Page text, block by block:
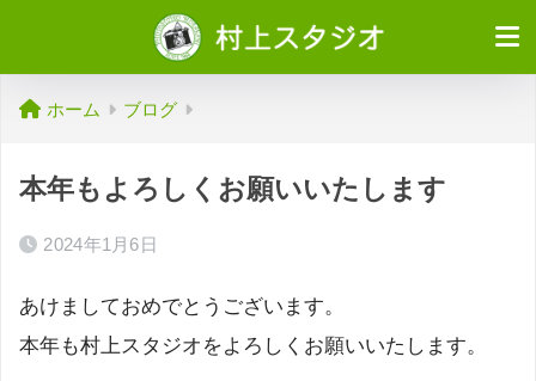
ホーム ブログ
本年もよろしくお願いいたします
2024年1月6日
あけましておめでとうございます。
本年も村上スタジオをよろしくお願いいたします。